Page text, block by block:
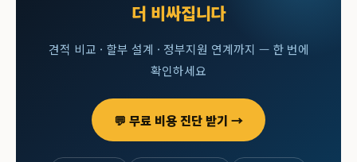
더 비싸집니다
견적 비교 · 할부 설계 · 정부지원 연계까지 — 한 번에
확인하세요
💬 무료 비용 진단 받기 →